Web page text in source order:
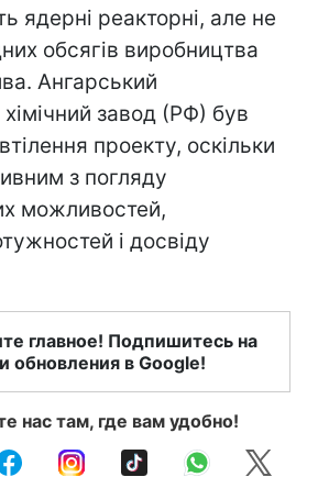
ядерні реакторні, але не
обсягів виробництва
Ангарський
хімічний завод (РФ) був
проекту, оскільки
з погляду
можливостей,
і досвіду
главное! Подпишитесь на
обновления в Google!
нас там, где вам удобно!